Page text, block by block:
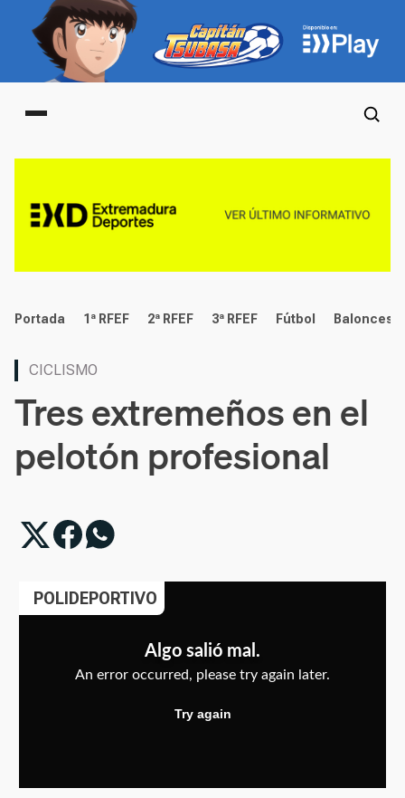
Main menu
deportes
Portada 1ª RFEF 2ª RFEF 3ª RFEF Fútbol Baloncesto
CICLISMO
Tres extremeños en el
pelotón profesional
POLIDEPORTIVO